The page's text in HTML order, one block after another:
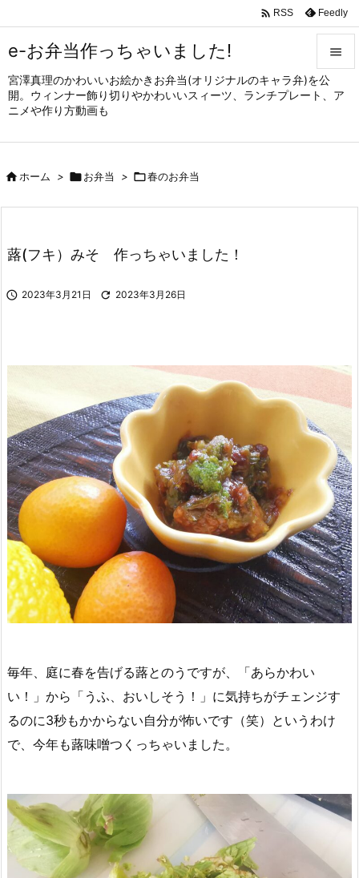
e-お弁当作っちゃいました!
宮澤真理のかわいいお絵かきお弁当(オリジナルのキャラ弁)を公
開。ウィンナー飾り切りやかわいいスィーツ、ランチプレート、ア
ニメや作り方動画も


メニュ
サイド

 RSS Feedly
ホーム > お弁当 > 春のお弁当
蕗(フキ）みそ 作っちゃいました！
 2023年3月21日  2023年3月26日
毎年、庭に春を告げる蕗とのうですが、「あらかわい
い！」から「うふ、おいしそう！」に気持ちがチェンジす
るのに3秒もかからない自分が怖いです（笑）というわけ
で、今年も蕗味噌つくっちゃいました。